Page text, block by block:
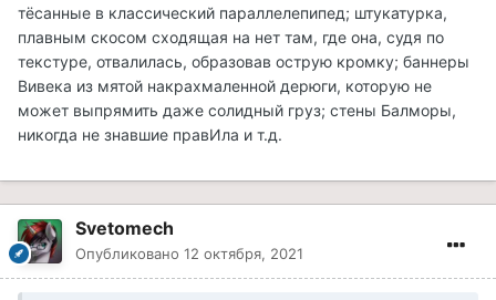
тёсанные в классический параллелепипед; штукатурка,
плавным скосом сходящая на нет там, где она, судя по
текстуре, отвалилась, образовав острую кромку; баннеры
Вивека из мятой накрахмаленной дерюги, которую не
может выпрямить даже солидный груз; стены Балморы,
никогда не знавшие правИла и т.д.
Svetomech
Опубликовано 12 октября, 2021